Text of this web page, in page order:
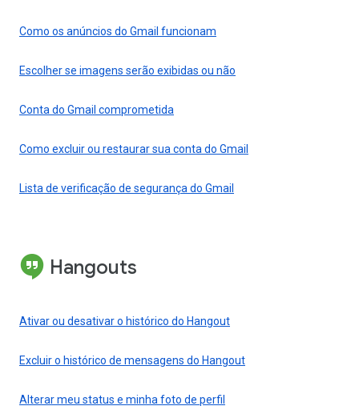
Como os anúncios do Gmail funcionam
Escolher se imagens serão exibidas ou não
Conta do Gmail comprometida
Como excluir ou restaurar sua conta do Gmail
Lista de verificação de segurança do Gmail
Hangouts
Ativar ou desativar o histórico do Hangout
Excluir o histórico de mensagens do Hangout
Alterar meu status e minha foto de perfil